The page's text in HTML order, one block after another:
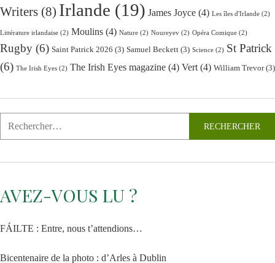
Writers (8) Irlande (19) James Joyce (4) Les îles d'Irlande (2)
Littérature irlandaise (2) Moulins (4) Nature (2) Noureyev (2) Opéra Comique (2)
Rugby (6) Saint Patrick 2026 (3) Samuel Beckett (3) Science (2) St Patrick
(6) The Irish Eyes (2) The Irish Eyes magazine (4) Vert (4) William Trevor(3)
AVEZ-VOUS LU ?
FÁILTE : Entre, nous t’attendions…
Bicentenaire de la photo : d’Arles à Dublin